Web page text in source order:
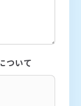
ついて